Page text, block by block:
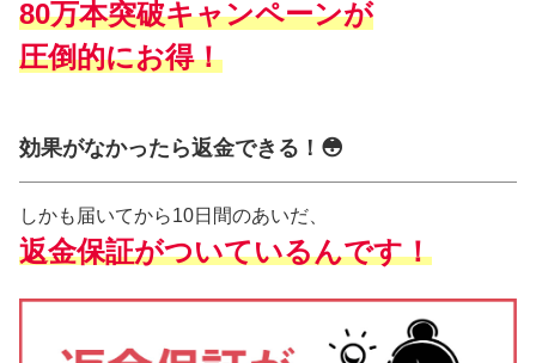
80万本突破キャンペーンが
圧倒的にお得！
効果がなかったら返金できる！😳
しかも届いてから10日間のあいだ、
返金保証がついているんです！